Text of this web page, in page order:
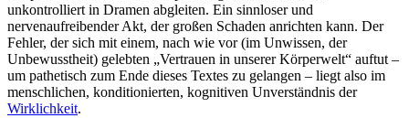
unkontrolliert in Dramen abgleiten. Ein sinnloser und
nervenaufreibender Akt, der großen Schaden anrichten kann. Der
Fehler, der sich mit einem, nach wie vor (im Unwissen, der
Unbewusstheit) gelebten „Vertrauen in unserer Körperwelt“ auftut –
um pathetisch zum Ende dieses Textes zu gelangen – liegt also im
menschlichen, konditionierten, kognitiven Unverständnis der
Wirklichkeit.